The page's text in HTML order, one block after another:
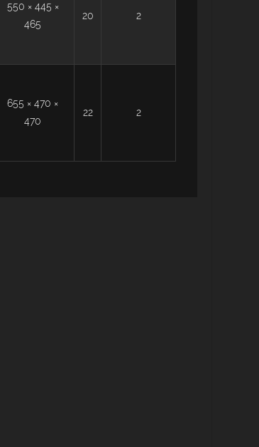
550 × 445 ×
465
20 2
655 × 470 ×
470
22 2